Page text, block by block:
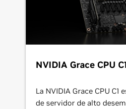
NVIDIA Grace CPU
La NVIDIA Grace CPU C1
de servidor de alto